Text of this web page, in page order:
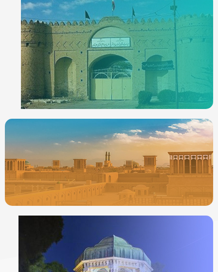
ردیاب خودرو در
ردیاب خودرو درایرانشهر
جدیدترین ردیابها